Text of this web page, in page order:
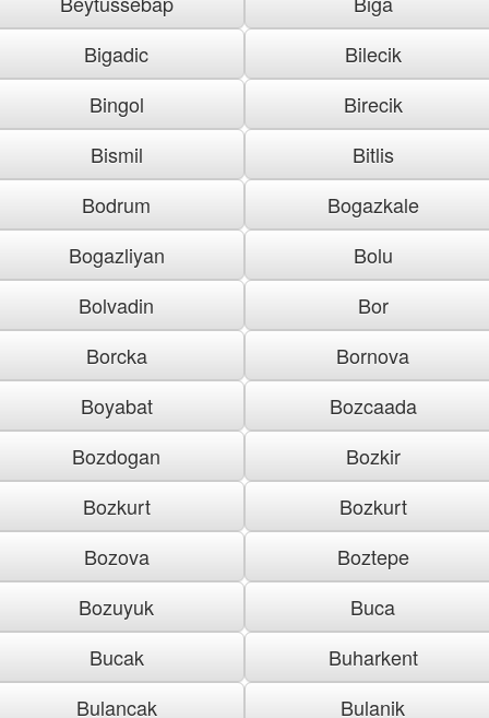
Bigadic
Bilecik
Bingol
Birecik
Bismil
Bitlis
Bodrum
Bogazkale
Bogazliyan
Bolu
Bolvadin
Bor
Borcka
Bornova
Boyabat
Bozcaada
Bozdogan
Bozkir
Bozkurt
Bozkurt
Bozova
Boztepe
Bozuyuk
Buca
Bucak
Buharkent
Bulancak
Bulanik